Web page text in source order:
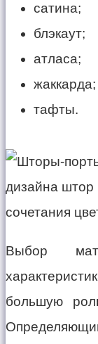
сатина;
блэкаут;
атласа;
жаккарда;
тафты.
Выбор
большую